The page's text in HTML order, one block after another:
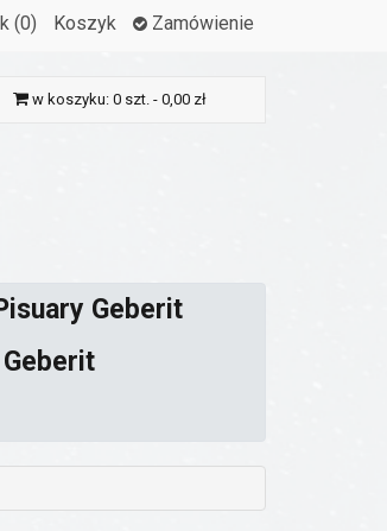
(0) Koszyk Zamówienie
w koszyku: 0 szt. - 0,00 zł
Geberit